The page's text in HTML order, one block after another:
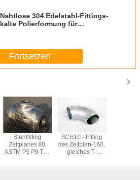
Nahtlose 304 Edelstahl-Fittings-
kalte Polierformung für
Fortsetzen
Stahlfitting
Zeitplanes 80
ASTM P5 P9 T11
SCH10 - Fitting
des Zeitplan-160,
gleiches T-